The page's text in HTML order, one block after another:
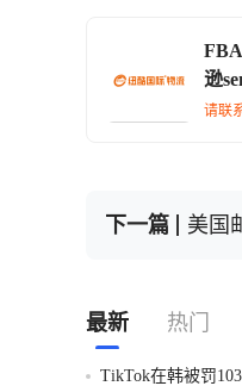
逊
请联
下一篇 美国
最新 热门
TikTok在韩被罚